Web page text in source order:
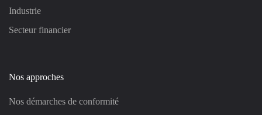
Industrie
Secteur financier
Nos approches
Nos démarches de conformité